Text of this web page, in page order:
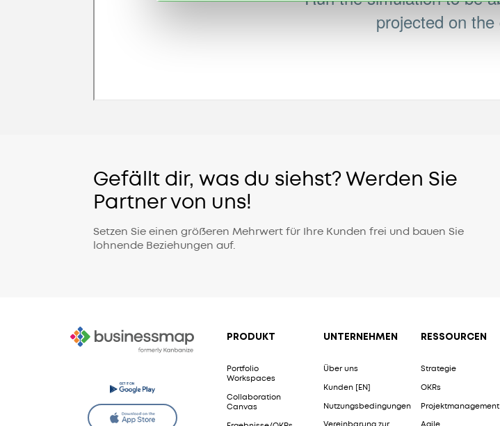
Gefällt dir, was du siehst? Werden Sie
Partner von uns!
Setzen Sie einen größeren Mehrwert für Ihre Kunden frei und bauen Sie
lohnende Beziehungen auf.
PRODUKT
Portfolio
Workspaces
Collaboration
Canvas
UNTERNEHMEN
Über uns
Kunden [EN]
Nutzungsbedingungen
RESSOURCEN
Strategie
OKRs
Projektmanagement